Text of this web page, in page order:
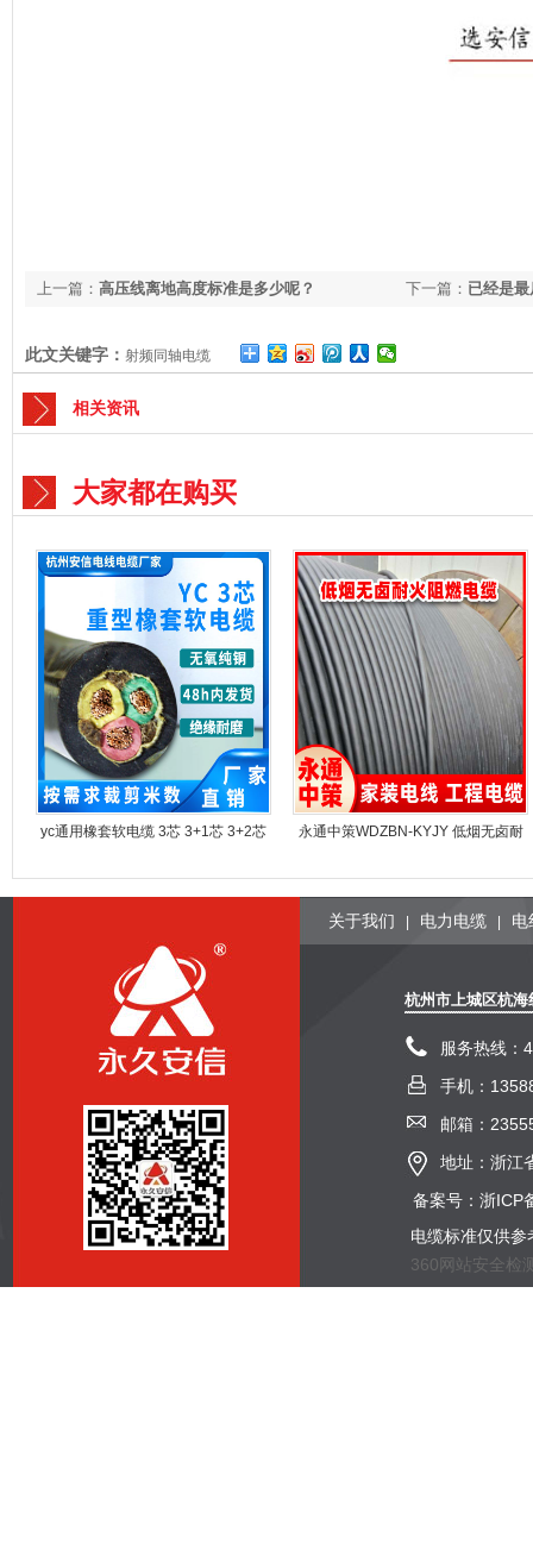
下一篇： 已经是
上一篇： 高压线离地高度标准是多少呢？
此文关键字： 射频同轴电缆
相关资讯
大家都在购买
yc通用橡套软电缆 3芯 3+1芯 3+2芯
永通中策WDZBN-KYJY 低烟无卤耐
关于我们 电力电缆 电
电缆标准仅供
360网站安全检
杭州市上城区杭海
服务热线：
手机：
邮箱：
地址：浙江
备案号：浙ICP